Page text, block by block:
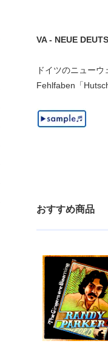
VA - NEUE
ドイツのニュー
Fehlfaben「
おすすめ商品